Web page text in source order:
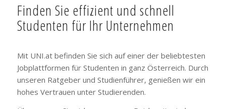
Finden Sie effizient und schnell
Studenten für Ihr Unternehmen
Mit UNI.at befinden Sie sich auf einer der beliebtesten
Jobplattformen für Studenten in ganz Österreich. Durch
unseren Ratgeber und Studienführer, genießen wir ein
hohes Vertrauen unter Studierenden.